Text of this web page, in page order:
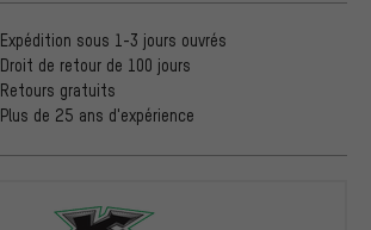
Expédition sous 1-3 jours ouvrés
Droit de retour de 100 jours
Retours gratuits
Plus de 25 ans d'expérience